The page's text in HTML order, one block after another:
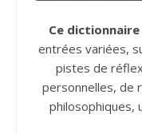
Ce
entrées variées,
pistes de
personnelles, de
philosophiques,